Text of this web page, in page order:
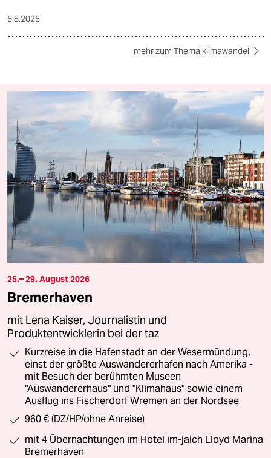
6.8.2026
mehr zum Thema klimawandel
25.– 29. August 2026
Bremerhaven
mit Lena Kaiser, Journalistin und
Produktentwicklerin bei der taz
Kurzreise in die Hafenstadt an der Wesermündung,
einst der größte Auswandererhafen nach Amerika -
mit Besuch der berühmten Museen
"Auswandererhaus" und "Klimahaus" sowie einem
Ausflug ins Fischerdorf Wremen an der Nordsee
960 € (DZ/HP/ohne Anreise)
mit 4 Übernachtungen im Hotel im-jaich Lloyd Marina
Bremerhaven